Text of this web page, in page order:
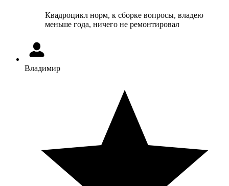
Квадроцикл норм, к сборке вопросы, владею
меньше года, ничего не ремонтировал
Владимир